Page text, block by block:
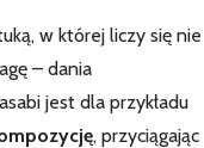
w której liczy się nie
– dania
jest dla przykładu
, przyciągając